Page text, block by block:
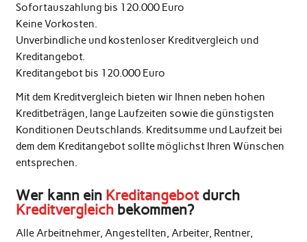
Sofortauszahlung bis 120.000 Euro
Keine Vorkosten.
Unverbindliche und kostenloser Kreditvergleich und
Kreditangebot.
Kreditangebot bis 120.000 Euro
Mit dem Kreditvergleich bieten wir Ihnen neben hohen
Kreditbeträgen, lange Laufzeiten sowie die günstigsten
Konditionen Deutschlands. Kreditsumme und Laufzeit bei
dem dem Kreditangebot sollte möglichst Ihren Wünschen
entsprechen.
Wer kann ein Kreditangebotdurch
Kreditvergleichbekommen?
Alle Arbeitnehmer, Angestellten, Arbeiter, Rentner,